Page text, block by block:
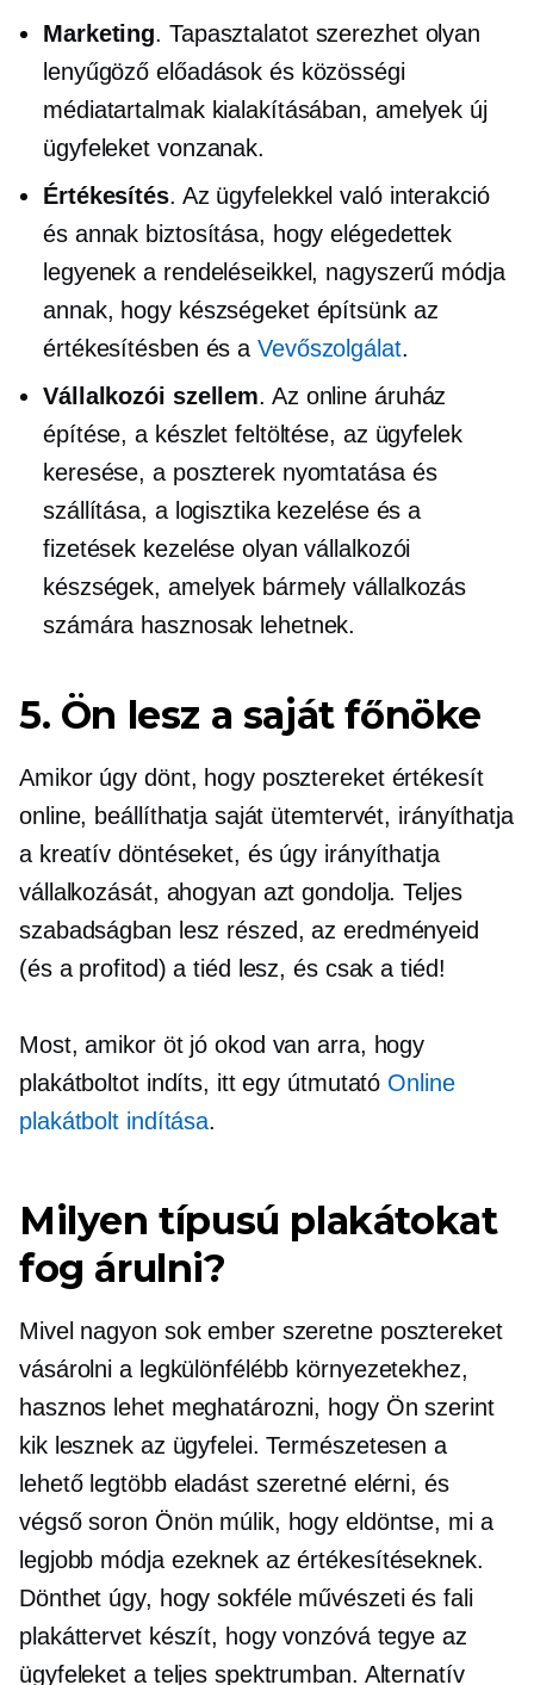
Marketing. Tapasztalatot szerezhet olyan
lenyűgöző előadások és közösségi
médiatartalmak kialakításában, amelyek új
ügyfeleket vonzanak.
Értékesítés. Az ügyfelekkel való interakció
és annak biztosítása, hogy elégedettek
legyenek a rendeléseikkel, nagyszerű módja
annak, hogy készségeket építsünk az
értékesítésben és a Vevőszolgálat.
Vállalkozói szellem. Az online áruház
építése, a készlet feltöltése, az ügyfelek
keresése, a poszterek nyomtatása és
szállítása, a logisztika kezelése és a
fizetések kezelése olyan vállalkozói
készségek, amelyek bármely vállalkozás
számára hasznosak lehetnek.
5. Ön lesz a saját főnöke
Amikor úgy dönt, hogy posztereket értékesít
online, beállíthatja saját ütemtervét, irányíthatja
a kreatív döntéseket, és úgy irányíthatja
vállalkozását, ahogyan azt gondolja. Teljes
szabadságban lesz részed, az eredményeid
(és a profitod) a tiéd lesz, és csak a tiéd!
Most, amikor öt jó okod van arra, hogy
plakátboltot indíts, itt egy útmutató Online
plakátbolt indítása.
Milyen típusú plakátokat
fog árulni?
Mivel nagyon sok ember szeretne posztereket
vásárolni a legkülönfélébb környezetekhez,
hasznos lehet meghatározni, hogy Ön szerint
kik lesznek az ügyfelei. Természetesen a
lehető legtöbb eladást szeretné elérni, és
végső soron Önön múlik, hogy eldöntse, mi a
legjobb módja ezeknek az értékesítéseknek.
Dönthet úgy, hogy sokféle művészeti és fali
plakáttervet készít, hogy vonzóvá tegye az
ügyfeleket a teljes spektrumban. Alternatív